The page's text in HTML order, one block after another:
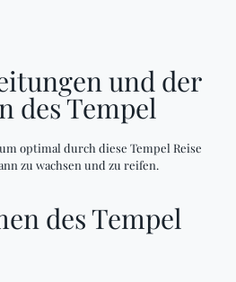
und der
des Tempel
optimal durch diese Tempel Reise
zu wachsen und zu reifen.
des Tempel